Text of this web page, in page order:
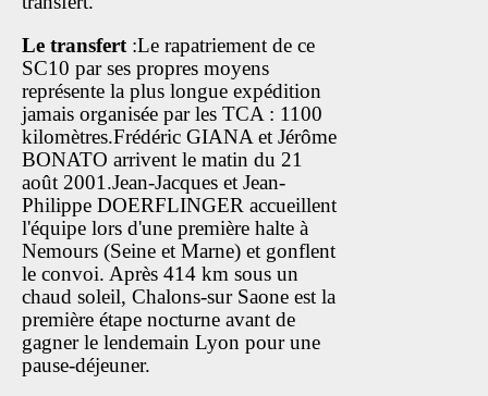
Le transfert :Le rapatriement de ce
SC10 par ses propres moyens
représente la plus longue expédition
jamais organisée par les TCA : 1100
kilomètres.Frédéric GIANA et Jérôme
BONATO arrivent le matin du 21
août 2001.Jean-Jacques et Jean-
Philippe DOERFLINGER accueillent
l'équipe lors d'une première halte à
Nemours (Seine et Marne) et gonflent
le convoi. Après 414 km sous un
chaud soleil, Chalons-sur Saone est la
première étape nocturne avant de
gagner le lendemain Lyon pour une
pause-déjeuner.